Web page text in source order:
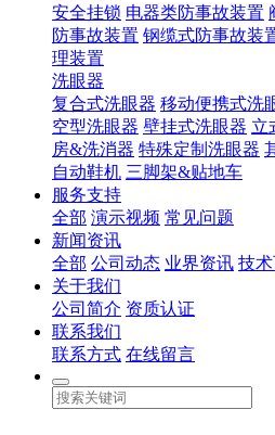
安全挂锁 电器类防事故装置
防事故装置 钢缆式防事故装
理装置
洗眼器
复合式洗眼器 移动便携式洗
空型洗眼器 壁挂式洗眼器 立
房&洗消器 特殊定制洗眼器
自动鞋机 三脚架&贴地车
服务支持
全部 演示视频 常见问题
新闻资讯
全部 公司动态 业界资讯 技
关于我们
公司简介 资质认证
联系我们
联系方式 在线留言